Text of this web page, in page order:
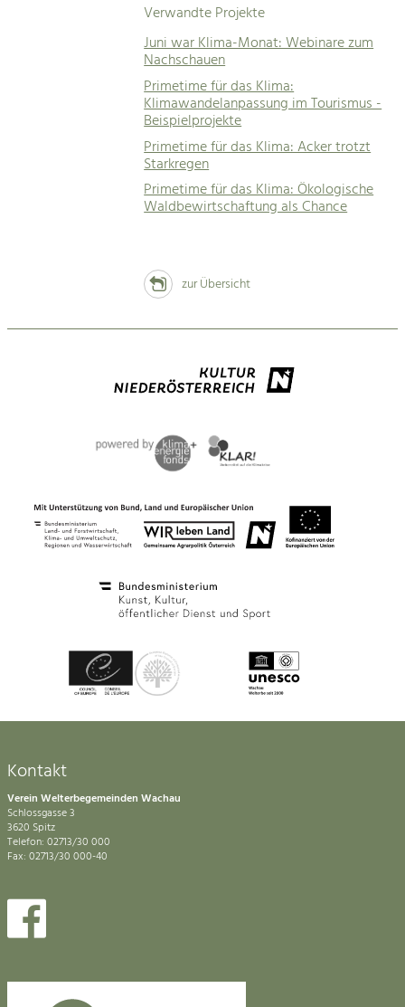
Verwandte Projekte
Juni war Klima-Monat: Webinare zum
Nachschauen
Primetime für das Klima:
Klimawandelanpassung im Tourismus -
Beispielprojekte
Primetime für das Klima: Acker trotzt
Starkregen
Primetime für das Klima: Ökologische
Waldbewirtschaftung als Chance
zur Übersicht
Kontakt
Verein Welterbegemeinden Wachau
Schlossgasse 3
3620 Spitz
Telefon: 02713/30 000
Fax: 02713/30 000-40